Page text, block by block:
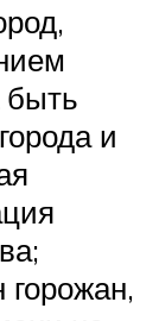
быть
и